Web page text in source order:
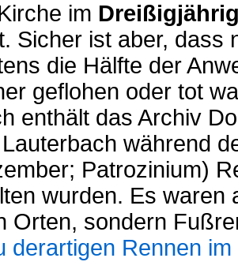
im
Sicher ist aber, dass
die Hälfte der
geflohen oder tot
enthält das Archiv
während
Patrozinium)
wurden. Es waren
Orten, sondern
derartigen Rennen